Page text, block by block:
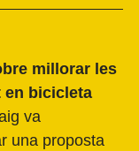
millorar les
en bicicleta
va
una proposta